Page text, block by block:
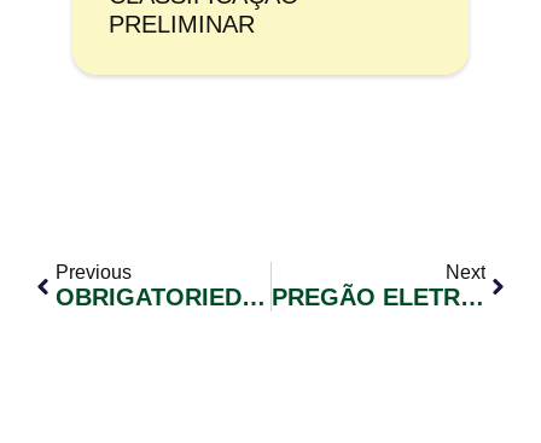
PRELIMINAR
Previous
OBRIGATORIEDADE DA EMISSÃO DA NOTA FISCAL ELETRÔNICA (NFS-E)
Next
PREGÃO ELETRÔNICO Nº 047/2019 – EXCLUSIVO PARA ME/EPP